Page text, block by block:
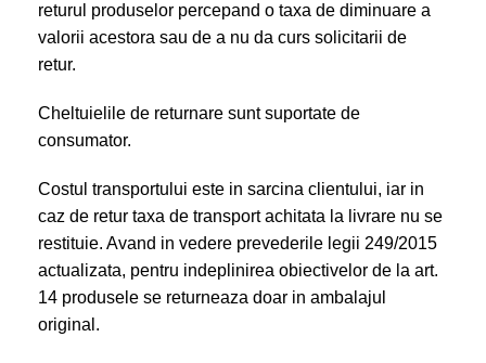
returul produselor percepand o taxa de diminuare a
valorii acestora sau de a nu da curs solicitarii de
retur.
Cheltuielile de returnare sunt suportate de
consumator.
Costul transportului este in sarcina clientului, iar in
caz de retur taxa de transport achitata la livrare nu se
restituie. Avand in vedere prevederile legii 249/2015
actualizata, pentru indeplinirea obiectivelor de la art.
14 produsele se returneaza doar in ambalajul
original.